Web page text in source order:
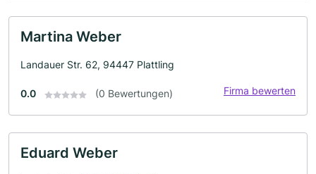
Martina Weber
Landauer Str. 62, 94447 Plattling
0.0 (0 Bewertungen) Firma bewerten
Eduard Weber